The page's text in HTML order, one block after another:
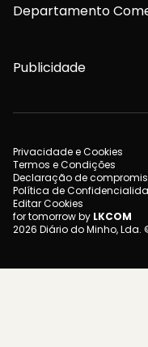
Departamento
Publicidade
Privacidade e Cookies
Termos e Condições
Declaração de
Política de
Editar Cookies
for tomorrow by LKCOM
2026 Diário do Minho,